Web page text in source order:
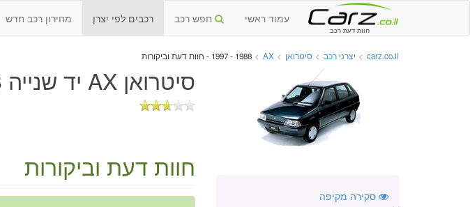
חוות דעת רכב
עמוד ראשי חפש רכב רכבים לפי יצרן מחירון רכב חדש
carz.co.il
> יצרני רכב > סיטרואן >
AX
> 1988 - 1997 - חוות דעת וביקורות
סיטרואן AX יד שנייה 1988 - 1997
סקירה מקיפה
חוות דעת וביקורות